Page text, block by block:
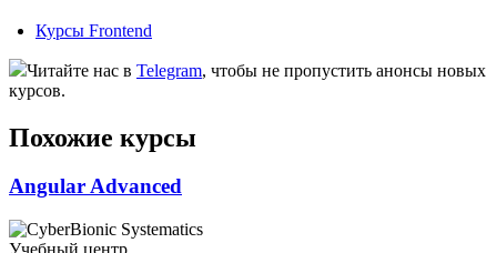
Курсы Frontend
Читайте нас в Telegram, чтобы не пропустить анонсы новых
курсов.
Похожие курсы
Angular Advanced